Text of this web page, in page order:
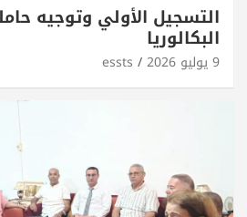
التسجيل الأولي وتوجيه
البكالوريا
9 يوليو 2026 essts